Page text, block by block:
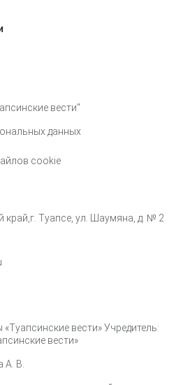
вести"
данных
cookie
край,г. Туапсе, ул. Шаумяна, д. № 2
вести» Учредитель:
вести»
А. В.